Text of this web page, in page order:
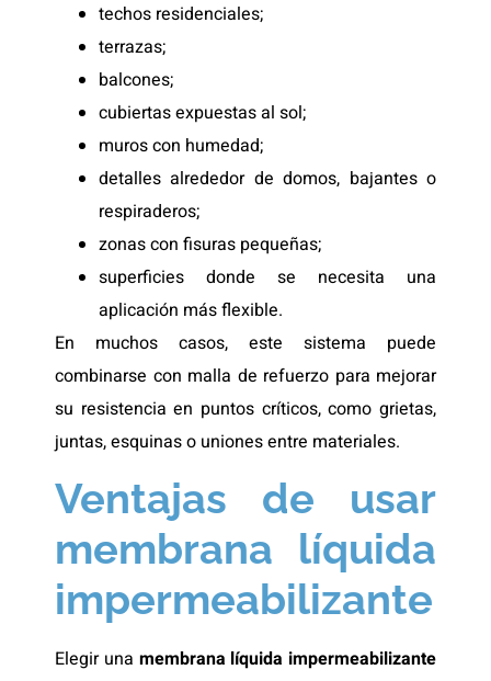
techos residenciales;
terrazas;
balcones;
cubiertas expuestas al sol;
muros con humedad;
detalles alrededor de domos, bajantes o
respiraderos;
zonas con fisuras pequeñas;
superficies donde se necesita una
aplicación más flexible.
En muchos casos, este sistema puede
combinarse con malla de refuerzo para mejorar
su resistencia en puntos críticos, como grietas,
juntas, esquinas o uniones entre materiales.
Ventajas de usar
membrana líquida
impermeabilizante
Elegir una membrana líquida impermeabilizante